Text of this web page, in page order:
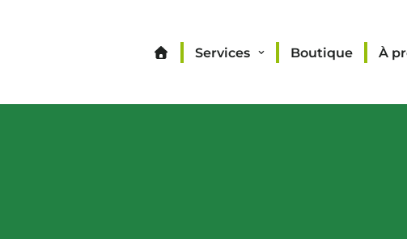
Services Boutique À